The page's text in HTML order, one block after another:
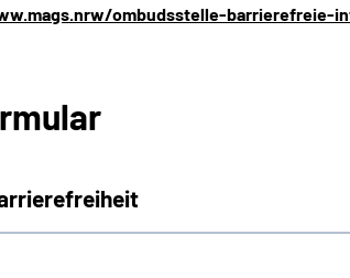
ombudsstelle-barrierefreie-